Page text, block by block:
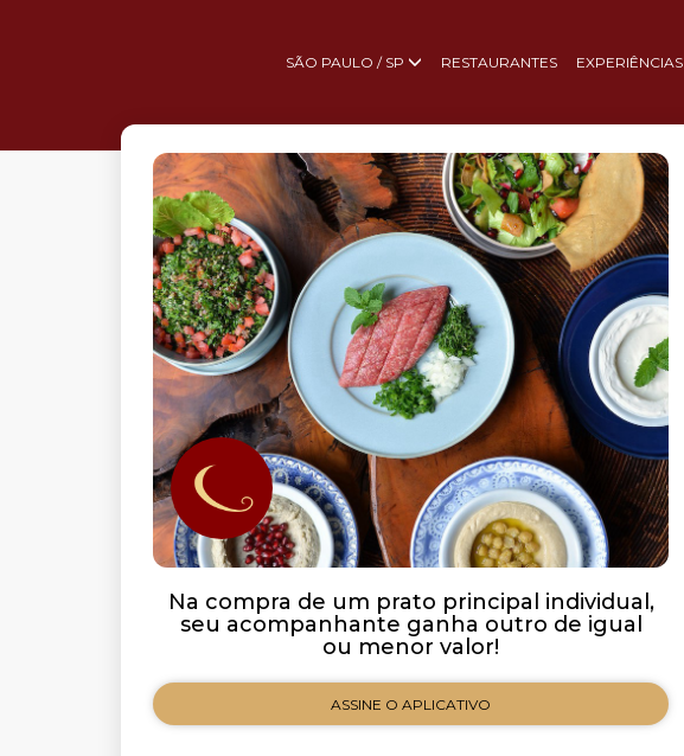
SÃO PAULO / SP RESTAURANTES EXPERIÊNCIAS
Na compra de um prato principal individual,
seu acompanhante ganha outro de igual
ou menor valor!
ASSINE O APLICATIVO